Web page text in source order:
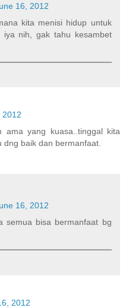
16, 2012
kita menisi hidup untuk
nih, gak tahu kesambet
2012
ama yang kuasa..tinggal kita
baik dan bermanfaat.
16, 2012
semua bisa bermanfaat bg
2012